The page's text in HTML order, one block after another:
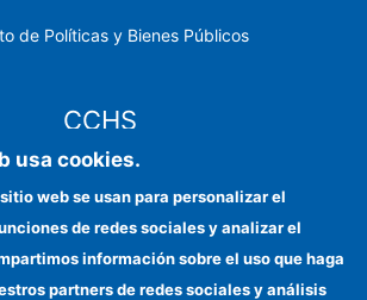
de Políticas y Bienes Públicos
CCHS
Identidad institucional
usa cookies.
web se usan para personalizar el
de redes sociales y analizar el
información sobre el uso que haga
partners de redes sociales y análisis